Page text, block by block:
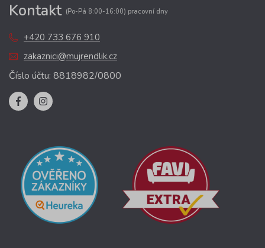
Kontakt (Po-Pá 8:00-16:00) pracovní dny
+420 733 676 910
zakaznici@mujrendlik.cz
Číslo účtu: 8818982/0800